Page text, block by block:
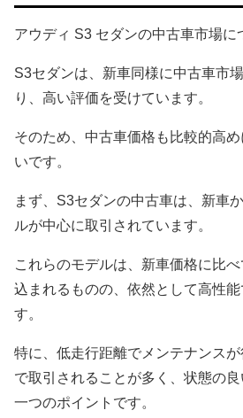
アウディ S3 セダンの中古車市場に
S3セダンは、新車同様に中古車市
り、高い評価を受けています。
そのため、中古車価格も比較的高
いです。
まず、S3セダンの中古車は、新車
ルが中心に取引されています。
これらのモデルは、新車価格に比
込まれるものの、依然として高性
す。
特に、低走行距離でメンテナンス
で取引されることが多く、状態の
一つのポイントです。